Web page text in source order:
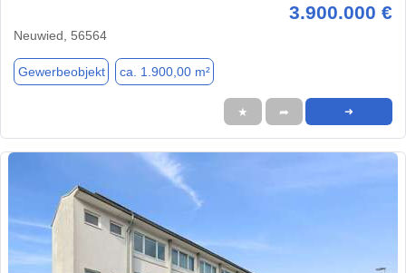
3.900.000 €
Neuwied, 56564
Gewerbeobjekt ca. 1.900,00 m²
★ ➦ ➜